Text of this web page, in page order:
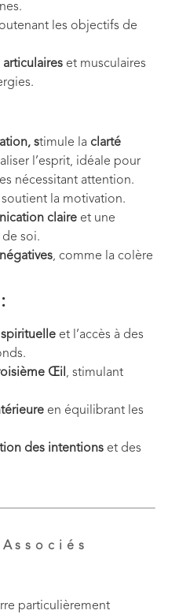
les objectifs de
et musculaires
stimule la clarté
l’esprit, idéale pour
nécessitant attention.
soutient la motivation.
claire et une
soi.
, comme la colère
et l’accès à des
Œil, stimulant
en équilibrant les
des intentions et des
particulièrement